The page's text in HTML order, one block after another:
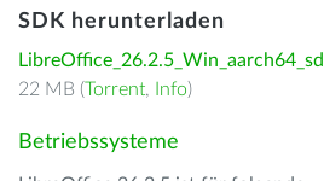
SDK herunterladen
22 MB (Torrent, Info)
Betriebssysteme